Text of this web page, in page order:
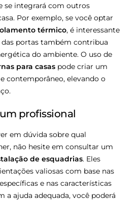
se integrará com outros
Por exemplo, se você optar
térmico, é interessante
portas também contribua
do ambiente. O uso de
para casas pode criar um
contemporâneo, elevando o
profissional
em dúvida sobre qual
não hesite em consultar um
de esquadrias. Eles
valiosas com base nas
e nas características
a ajuda adequada, você poderá